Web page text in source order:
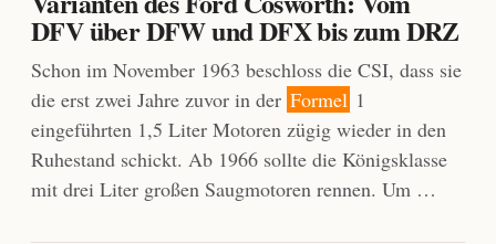
DFV über DFW und DFX bis zum DRZ
Schon im November 1963 beschloss die CSI, dass sie
die erst zwei Jahre zuvor in der Formel 1
eingeführten 1,5 Liter Motoren zügig wieder in den
Ruhestand schickt. Ab 1966 sollte die Königsklasse
mit drei Liter großen Saugmotoren rennen. Um …